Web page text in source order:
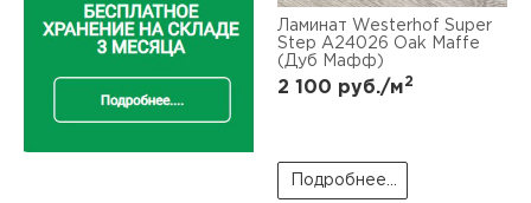
Ламинат Westerhof Super
Step А24026 Oak Maffe
(Дуб Мафф)
2 100 руб./м2
Подробнее...